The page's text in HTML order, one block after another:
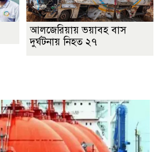
আলজেরিয়ায় ভয়াবহ বাস
দুর্ঘটনায় নিহত ২৭